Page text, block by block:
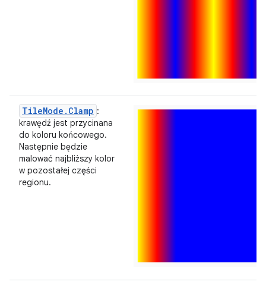
TileMode.Clamp :
krawędź jest przycinana
do koloru końcowego.
Następnie będzie
malować najbliższy kolor
w pozostałej części
regionu.